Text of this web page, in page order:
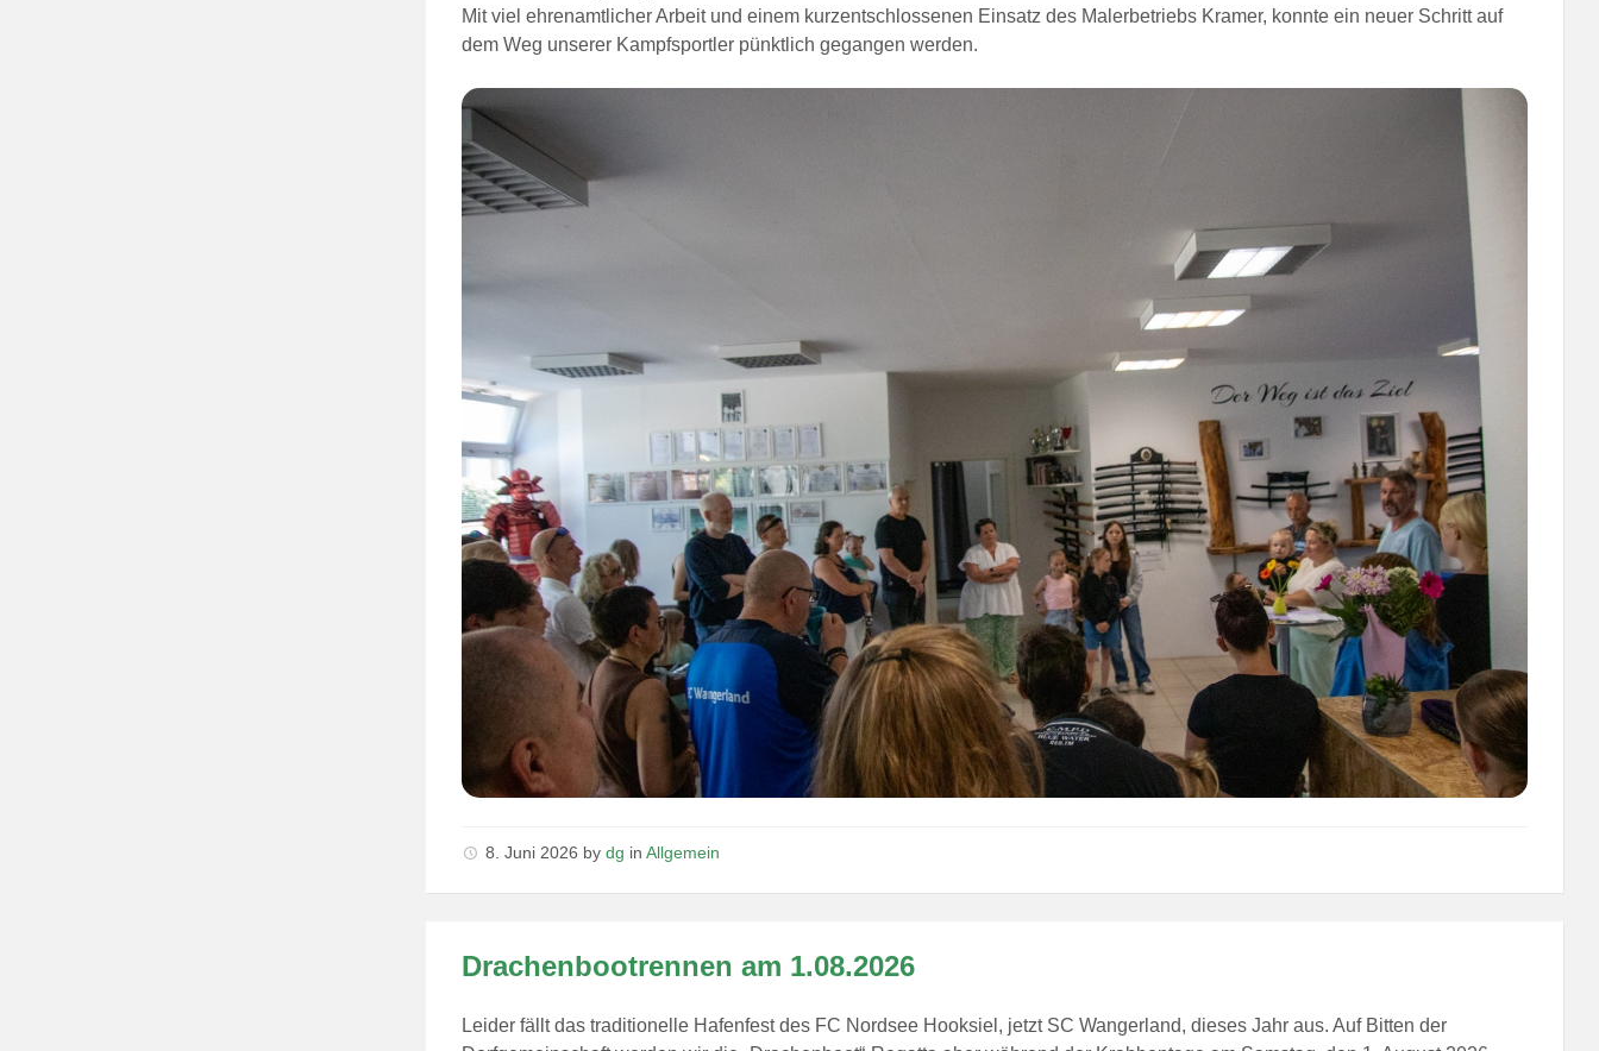
Mit viel ehrenamtlicher Arbeit und einem kurzentschlossenen Einsatz des Malerbetriebs Kramer, konnte ein neuer Schritt auf
dem Weg unserer Kampfsportler pünktlich gegangen werden.
8. Juni 2026 bydg inAllgemein
Drachenbootrennen am 1.08.2026
Leider fällt das traditionelle Hafenfest des FC Nordsee Hooksiel, jetzt SC Wangerland, dieses Jahr aus. Auf Bitten der